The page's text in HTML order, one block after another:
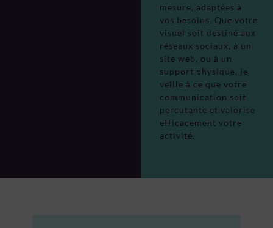
mesure, adaptées à
vos besoins. Que votre
visuel soit destiné aux
réseaux sociaux, à un
site web, ou à un
support physique, je
veille à ce que votre
communication soit
percutante et valorise
efficacement votre
activité.